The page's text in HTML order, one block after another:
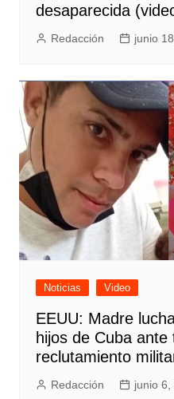
desaparecida
Redacción junio
Noticias Video
EEUU: Madre
hijos de Cuba ante
reclutamiento
Redacción junio 6,